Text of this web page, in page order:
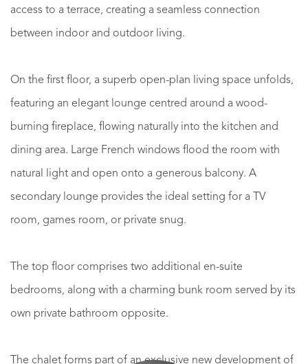
access to a terrace, creating a seamless connection
between indoor and outdoor living.
On the first floor, a superb open-plan living space unfolds,
featuring an elegant lounge centred around a wood-
burning fireplace, flowing naturally into the kitchen and
dining area. Large French windows flood the room with
natural light and open onto a generous balcony. A
secondary lounge provides the ideal setting for a TV
room, games room, or private snug.
The top floor comprises two additional en-suite
bedrooms, along with a charming bunk room served by its
own private bathroom opposite.
The chalet forms part of an exclusive new development of